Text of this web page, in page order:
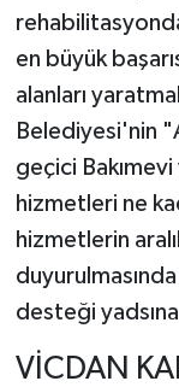
en büyük
alanları
Belediyesi'nin
geçici
hizmetleri ne
hizmetlerin
desteği
VİCDAN